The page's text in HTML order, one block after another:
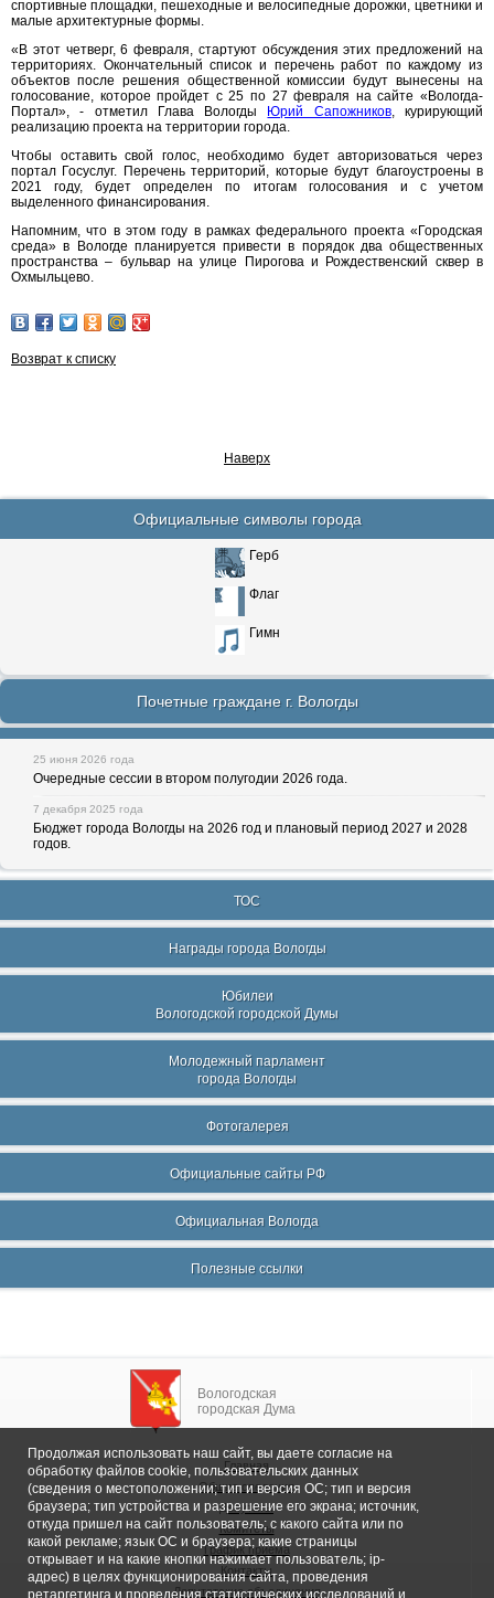
спортивные площадки, пешеходные и велосипедные дорожки, цветники и
малые архитектурные формы.
«В этот четверг, 6 февраля, стартуют обсуждения этих предложений на
территориях. Окончательный список и перечень работ по каждому из
объектов после решения общественной комиссии будут вынесены на
голосование, которое пройдет с 25 по 27 февраля на сайте «Вологда-
Портал», - отметил Глава Вологды
Юрий Сапожников, курирующий
реализацию проекта на территории города.
Чтобы оставить свой голос, необходимо будет авторизоваться через
портал Госуслуг. Перечень территорий, которые будут благоустроены в
2021 году, будет определен по итогам голосования и с учетом
выделенного финансирования.
Напомним, что в этом году в рамках федерального проекта «Городская
среда» в Вологде планируется привести в порядок два общественных
пространства – бульвар на улице Пирогова и Рождественский сквер в
Охмыльцево.
Возврат к списку
Наверх
Официальные символы города
Герб
Флаг
Гимн
Почетные граждане г. Вологды
25 июня 2026 года
Очередные сессии в втором полугодии 2026 года.
7 декабря 2025 года
Бюджет города Вологды на 2026 год и плановый период 2027 и 2028
годов.
ТОС
Награды города Вологды
Юбилеи
Вологодской городской Думы
Молодежный парламент
города Вологды
Фотогалерея
Официальные сайты РФ
Официальная Вологда
Полезные ссылки
Вологодская
городская Дума
Главная
Общие сведения
Депутаты
Комитеты
График приема
Контакты
Депутатские объединения
Продолжая использовать наш сайт, вы даете согласие на
обработку файлов cookie, пользовательских данных
(сведения о местоположении; тип и версия ОС; тип и версия
браузера; тип устройства и разрешение его экрана; источник,
откуда пришел на сайт пользователь; с какого сайта или по
какой рекламе; язык ОС и браузера; какие страницы
открывает и на какие кнопки нажимает пользователь; ip-
адрес) в целях функционирования сайта, проведения
ретаргетинга и проведения статистических исследований и